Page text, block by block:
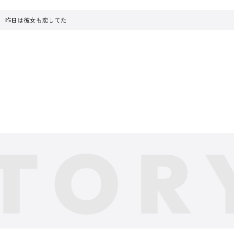
昨日は彼女も恋してた